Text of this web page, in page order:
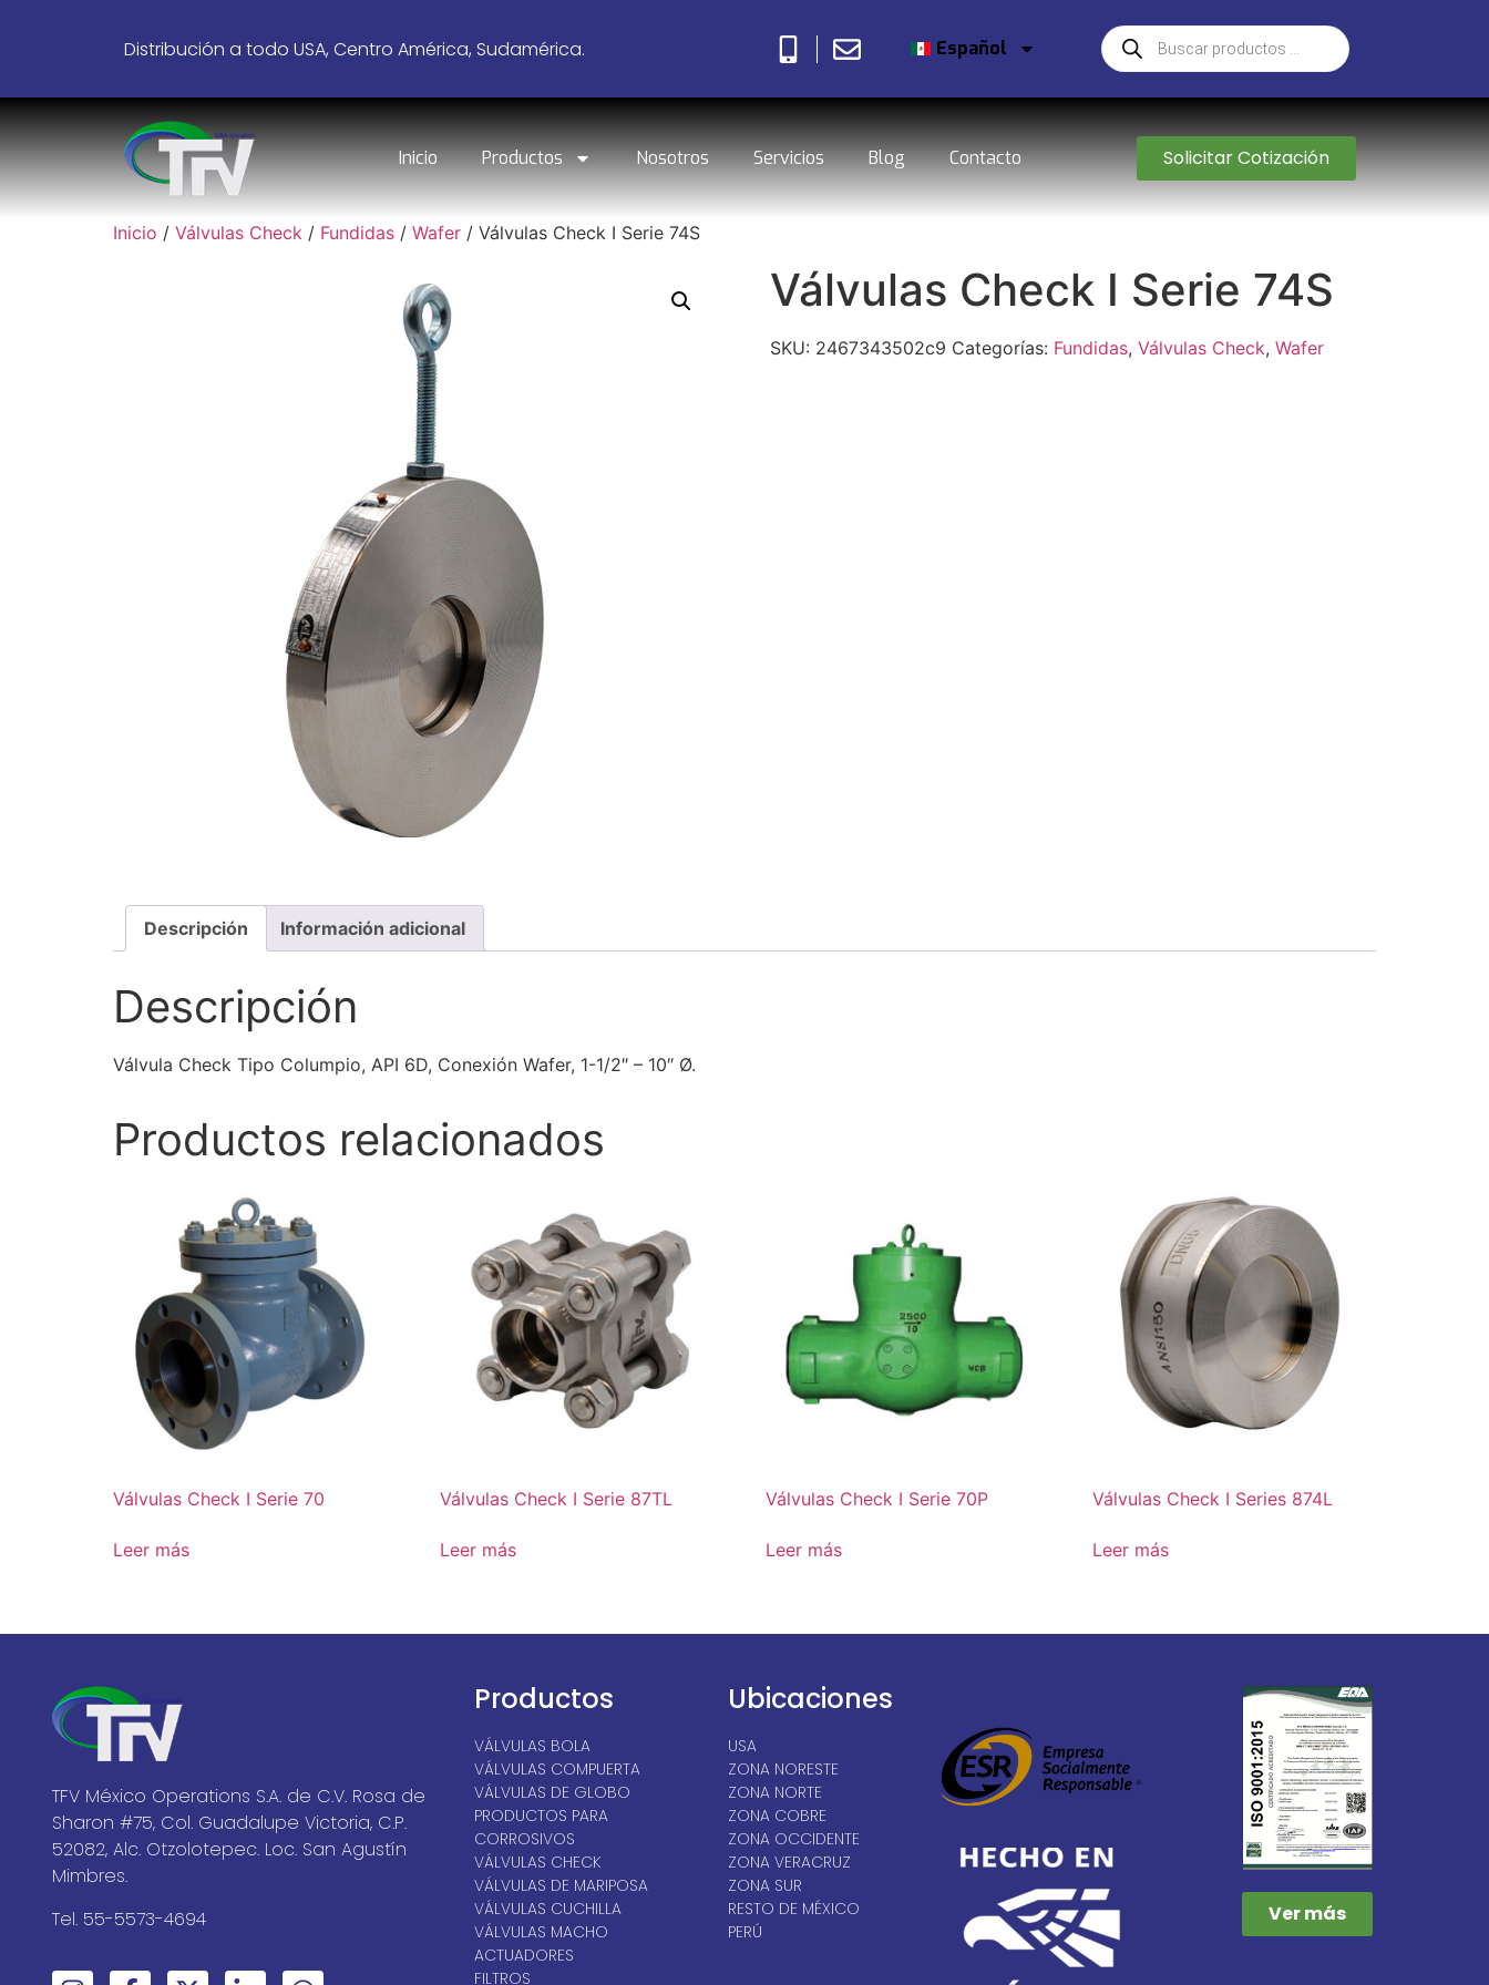
Distribución a todo USA, Centro América, Sudamérica. Español
Inicio Productos Nosotros Servicios Blog Contacto Solicitar Cotización
Inicio / Válvulas Check / Fundidas / Wafer / Válvulas Check I Serie 74S
Válvulas Check I Serie 74S
SKU: 2467343502c9 Categorías: Fundidas, Válvulas Check, Wafer
Descripción Información adicional
Descripción
Válvula Check Tipo Columpio, API 6D, Conexión Wafer, 1-1/2″ – 10″ Ø.
Productos relacionados
Válvulas Check I Serie 70
Leer más
Válvulas Check I Serie 87TL
Leer más
Válvulas Check I Serie 70P
Leer más
Válvulas Check I Series 874L
Leer más
TFV México Operations S.A. de C.V. Rosa de
Sharon #75, Col. Guadalupe Victoria, C.P.
52082, Alc. Otzolotepec. Loc. San Agustín
Mimbres.
Tel. 55-5573-4694
Productos
VÁLVULAS BOLA
VÁLVULAS COMPUERTA
VÁLVULAS DE GLOBO
PRODUCTOS PARA
CORROSIVOS
VÁLVULAS CHECK
VÁLVULAS DE MARIPOSA
VÁLVULAS CUCHILLA
VÁLVULAS MACHO
ACTUADORES
FILTROS
Ubicaciones
USA
ZONA NORESTE
ZONA NORTE
ZONA COBRE
ZONA OCCIDENTE
ZONA VERACRUZ
ZONA SUR
RESTO DE MÉXICO
PERÚ
Ver más